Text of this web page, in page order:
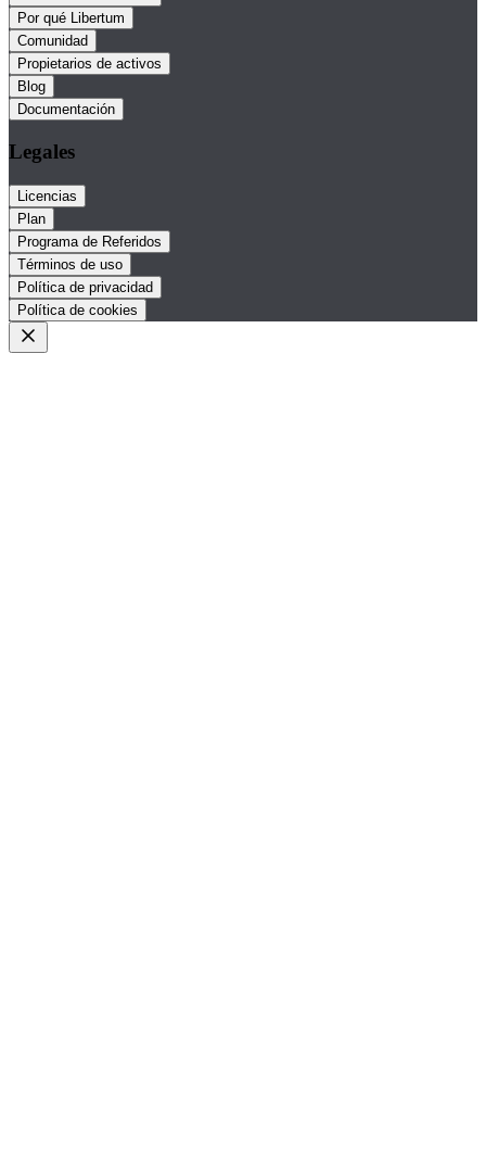
Por qué Libertum
Comunidad
Propietarios de activos
Blog
Documentación
Legales
Licencias
Plan
Programa de Referidos
Términos de uso
Política de privacidad
Política de cookies